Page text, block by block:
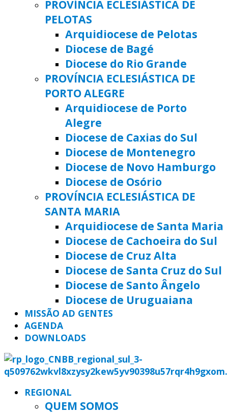
PROVÍNCIA ECLESIÁSTICA DE
PELOTAS
Arquidiocese de Pelotas
Diocese de Bagé
Diocese do Rio Grande
PROVÍNCIA ECLESIÁSTICA DE
PORTO ALEGRE
Arquidiocese de Porto
Alegre
Diocese de Caxias do Sul
Diocese de Montenegro
Diocese de Novo Hamburgo
Diocese de Osório
PROVÍNCIA ECLESIÁSTICA DE
SANTA MARIA
Arquidiocese de Santa Maria
Diocese de Cachoeira do Sul
Diocese de Cruz Alta
Diocese de Santa Cruz do Sul
Diocese de Santo Ângelo
Diocese de Uruguaiana
MISSÃO AD GENTES
AGENDA
DOWNLOADS
REGIONAL
QUEM SOMOS